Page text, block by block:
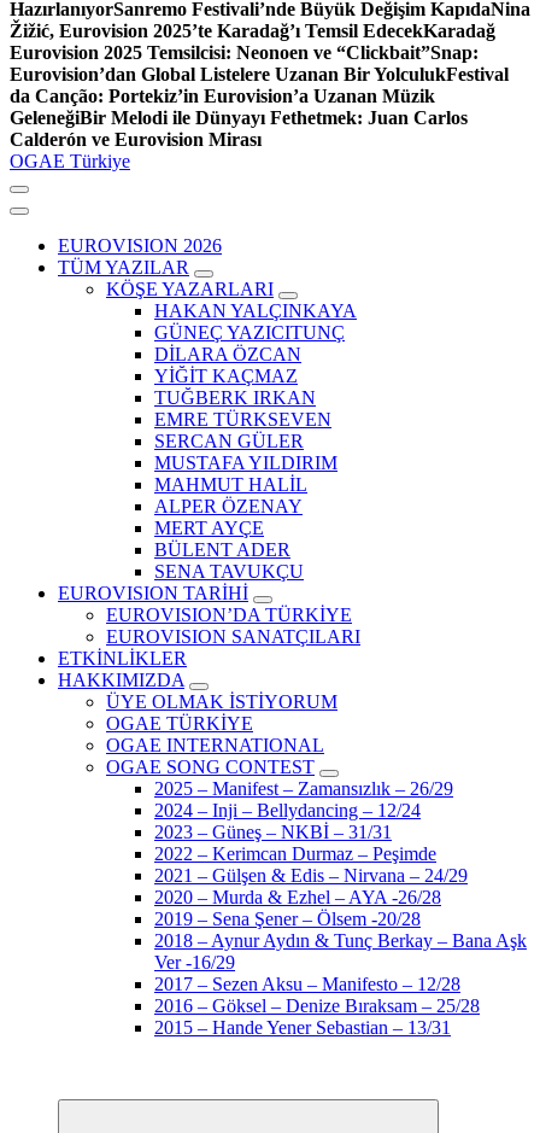
HazırlanıyorSanremo Festivali’nde Büyük Değişim KapıdaNina
Žižić, Eurovision 2025’te Karadağ’ı Temsil EdecekKaradağ
Eurovision 2025 Temsilcisi: Neonoen ve “Clickbait”Snap:
Eurovision’dan Global Listelere Uzanan Bir YolculukFestival
da Canção: Portekiz’in Eurovision’a Uzanan Müzik
GeleneğiBir Melodi ile Dünyayı Fethetmek: Juan Carlos
Calderón ve Eurovision Mirası
OGAE Türkiye
EUROVISION 2026
TÜM YAZILAR
KÖŞE YAZARLARI
HAKAN YALÇINKAYA
GÜNEÇ YAZICITUNÇ
DİLARA ÖZCAN
YİĞİT KAÇMAZ
TUĞBERK IRKAN
EMRE TÜRKSEVEN
SERCAN GÜLER
MUSTAFA YILDIRIM
MAHMUT HALİL
ALPER ÖZENAY
MERT AYÇE
BÜLENT ADER
SENA TAVUKÇU
EUROVISION TARİHİ
EUROVISION’DA TÜRKİYE
EUROVISION SANATÇILARI
ETKİNLİKLER
HAKKIMIZDA
ÜYE OLMAK İSTİYORUM
OGAE TÜRKİYE
OGAE INTERNATIONAL
OGAE SONG CONTEST
2025 – Manifest – Zamansızlık – 26/29
2024 – Inji – Bellydancing – 12/24
2023 – Güneş – NKBİ – 31/31
2022 – Kerimcan Durmaz – Peşimde
2021 – Gülşen & Edis – Nirvana – 24/29
2020 – Murda & Ezhel – AYA -26/28
2019 – Sena Şener – Ölsem -20/28
2018 – Aynur Aydın & Tunç Berkay – Bana Aşk
Ver -16/29
2017 – Sezen Aksu – Manifesto – 12/28
2016 – Göksel – Denize Bıraksam – 25/28
2015 – Hande Yener Sebastian – 13/31